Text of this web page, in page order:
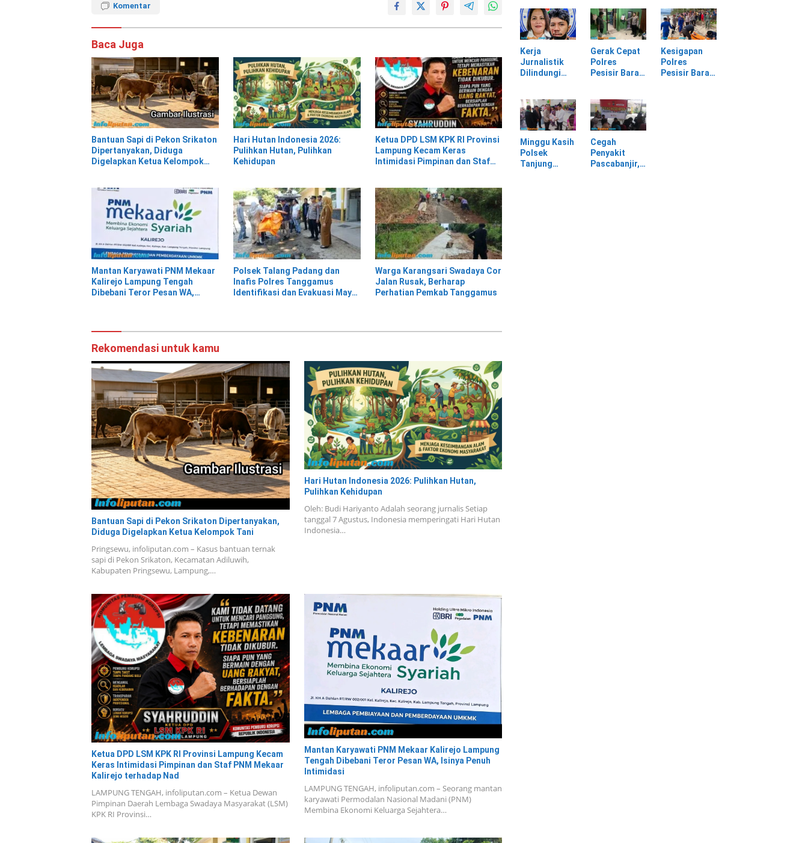
Komentar
Baca Juga
Bantuan Sapi di Pekon Srikaton
Dipertanyakan, Diduga
Digelapkan Ketua Kelompok
Hari Hutan Indonesia 2026:
Pulihkan Hutan, Pulihkan
Kehidupan
Ketua DPD LSM KPK RI Provinsi
Lampung Kecam Keras
Intimidasi Pimpinan dan Staf
Mantan Karyawati PNM Mekaar
Kalirejo Lampung Tengah
Dibebani Teror Pesan WA,
Polsek Talang Padang dan
Inafis Polres Tanggamus
Identifikasi dan Evakuasi Mayat
Warga Karangsari Swadaya Cor
Jalan Rusak, Berharap
Perhatian Pemkab Tanggamus
Rekomendasi untuk kamu
Bantuan Sapi di Pekon Srikaton Dipertanyakan,
Diduga Digelapkan Ketua Kelompok Tani
Pringsewu, infoliputan.com – Kasus bantuan ternak
sapi di Pekon Srikaton, Kecamatan Adiluwih,
Kabupaten Pringsewu, Lampung,…
Hari Hutan Indonesia 2026: Pulihkan Hutan,
Pulihkan Kehidupan
Oleh: Budi Hariyanto Adalah seorang jurnalis Setiap
tanggal 7 Agustus, Indonesia memperingati Hari Hutan
Indonesia…
Ketua DPD LSM KPK RI Provinsi Lampung Kecam
Keras Intimidasi Pimpinan dan Staf PNM Mekaar
Kalirejo terhadap Nad
LAMPUNG TENGAH, infoliputan.com – Ketua Dewan
Pimpinan Daerah Lembaga Swadaya Masyarakat (LSM)
KPK RI Provinsi…
Mantan Karyawati PNM Mekaar Kalirejo Lampung
Tengah Dibebani Teror Pesan WA, Isinya Penuh
Intimidasi
LAMPUNG TENGAH, infoliputan.com – Seorang mantan
karyawati Permodalan Nasional Madani (PNM)
Membina Ekonomi Keluarga Sejahtera…
Kali
Bambang,
Pesisir Barat
Lingga Tewas
di Rumah
Sendiri
Gerak Cepat
Evakuasi
Material
Longsor
Kerja
Jurnalistik
Dilindungi
Kekerasan di
Kawasan PT
IMIP
Gerak Cepat
Polres
Pesisir Barat
Kekerasan
Dalam Rumah
Tangga di
Pasar Kota
Krui
Kesigapan
Polres
Pesisir Barat
Minggu Kasih
Polsek
Tanjung
Cegah
Penyakit
Pascabanjir,